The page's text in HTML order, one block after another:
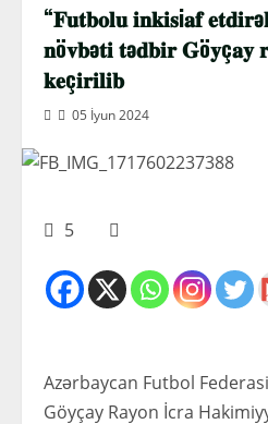
“𝐅𝐮𝐭𝐛𝐨𝐥𝐮 𝐢𝐧𝐤𝐢𝐬i𝐚𝐟
𝐧ö𝐯𝐛ə𝐭𝐢 𝐭ə𝐝𝐛𝐢𝐫 𝐆ö𝐲ç𝐚𝐲
𝐤𝐞ç𝐢𝐫𝐢𝐥𝐢𝐛
05 İyun 2024
5
Azərbaycan Futbol
Göyçay Rayon İcra